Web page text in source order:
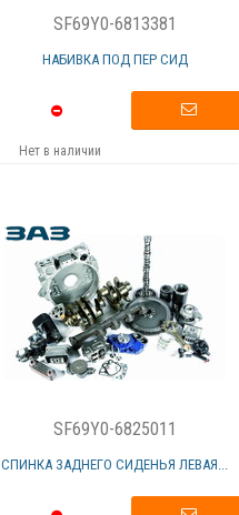
SF69Y0-6813381
НАБИВКА ПОД ПЕР СИД
Нет в наличии
SF69Y0-6825011
СПИНКА ЗАДНЕГО СИДЕНЬЯ ЛЕВАЯ...